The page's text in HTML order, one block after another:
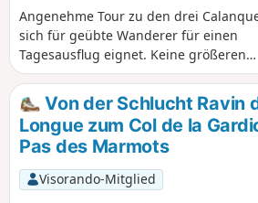
Kilometern den schwierigen Aufstieg
zum Col de Béouveyre in Angriff
nehmen. Sie befinden sich im
Nationalpark Calanques, der
besonderen Vorschriften unterliegt.
Nichteinhaltung dieser Vorschriften
droht Ihnen eine Geldstrafe von bis zu
1500 €.
Angenehme Tour zu den drei
sich für geübte Wanderer für einen
Tagesausflug eignet. Keine größeren
Schwierigkeiten, abgesehen von
etwas heiklen Abstieg zur Calanque
Vau. Sie befinden sich im Nationalpark
Calanques, der besonderen
unterliegt. Bei Nichtbeachtung dieser
Vorschriften droht eine Geldstrafe von
1500 €.
Von der Schlucht Ravin
Longue zum Col de la
Pas des Marmots
Visorando-Mitglied